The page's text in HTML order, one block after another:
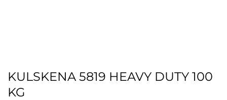
KULSKENA 5819 HEAVY DUTY 100
KG